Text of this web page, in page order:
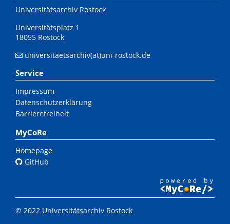
Universitätsarchiv Rostock
Universitätsplatz 1
18055 Rostock
universitaetsarchiv(at)uni-rostock.de
Service
Impressum
Datenschutzerklärung
Barrierefreiheit
MyCoRe
Homepage
GitHub
© 2022 Universitätsarchiv Rostock